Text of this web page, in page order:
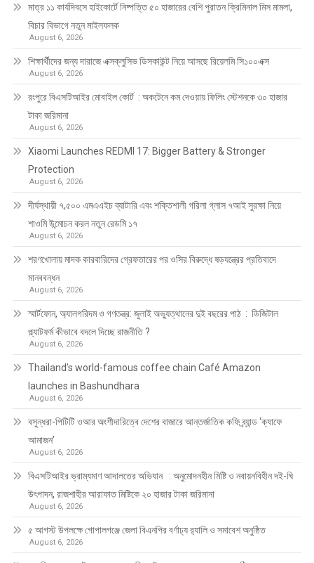
মাত্র ১১ কার্যদিবসে হাইকোর্টে নিষ্পত্তি ৫০ হাজারের বেশি পুরাতন ক্রিমিনাল মিস মামলা,
বিচার বিভাগে নতুন মাইলফলক
August 6, 2026
শিক্ষার্থীদের জন্য দারাজে এক্সক্লুসিভ ডিসকাউন্ট নিয়ে আসছে রিয়েলমি সি১০০এক্স
August 6, 2026
রংপুরে বিএসটিআইর মোবাইল কোর্ট : অকটেনে কম দেওয়ায় ফিলিং স্টেশনকে ৩০ হাজার
টাকা জরিমানা
August 6, 2026
Xiaomi Launches REDMI 17: Bigger Battery & Stronger
Protection
August 6, 2026
দীর্ঘস্থায়ী ৭,৫০০ এমএএইচ ব্যাটারি এবং শক্তিশালী গরিলা গ্লাস ৭আই সুরক্ষা নিয়ে
শাওমি উন্মোচন করল নতুন রেডমি ১৭
August 6, 2026
শরণখোলায় মাদক কারবারিদের গ্রেফতারের পর ওসির বিরুদ্ধে ষড়যন্ত্রের প্রতিবাদে
মানববন্ধন
August 6, 2026
স্মার্টফোন, অ্যালগরিদম ও গণতন্ত্র: জুলাই অভ্যুত্থানের দুই বছরের পাঠ : ডিজিটাল
প্ল্যাটফর্ম কীভাবে বদলে দিচ্ছে রাজনীতি ?
August 6, 2026
Thailand’s world-famous coffee chain Café Amazon
launches in Bashundhara
August 6, 2026
বসুন্ধরা-পিটিটি ওআর অংশীদারিত্বে দেশের বাজারে আন্তর্জাতিক কফি ব্র্যান্ড ‘ক্যাফে
আমাজন’
August 6, 2026
বিএসটিআইর ভ্রাম্যমাণ আদালতের অভিযান : অনুমোদনহীন মিষ্টি ও নবায়নবিহীন দই-ঘি
উৎপাদন, রাজশাহীর আরাফাত মিষ্টিকে ২০ হাজার টাকা জরিমানা
August 6, 2026
৫ আগস্ট উপলক্ষে গোপালগঞ্জে জেলা বিএনপির বর্ণাঢ্য র‍্যালি ও সমাবেশ অনুষ্ঠিত
August 6, 2026